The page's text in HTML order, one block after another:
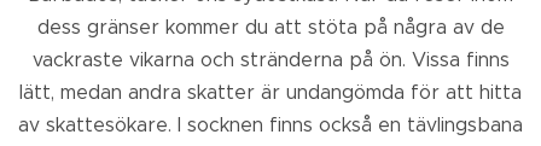
dess gränser kommer du att stöta på några av de
vackraste vikarna och stränderna på ön. Vissa finns
lätt, medan andra skatter är undangömda för att hitta
av skattesökare. I socknen finns också en tävlingsbana